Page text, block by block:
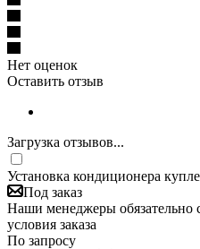
Нет оценок
Оставить отзыв
Загрузка отзывов...
Установка кондиционера
Под заказ
Наши менеджеры обязательно
условия заказа
По запросу